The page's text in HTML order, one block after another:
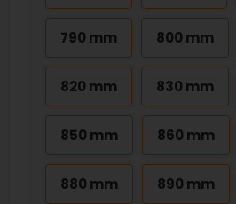
790 mm 800 mm
820 mm 830 mm
850 mm 860 mm
880 mm 890 mm